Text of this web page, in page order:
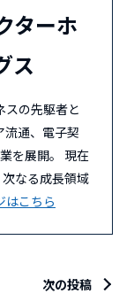
ターホ
ス
スの先駆者と
流通、電子契
を展開。 現在
なる成長領域
はこちら
次の投稿